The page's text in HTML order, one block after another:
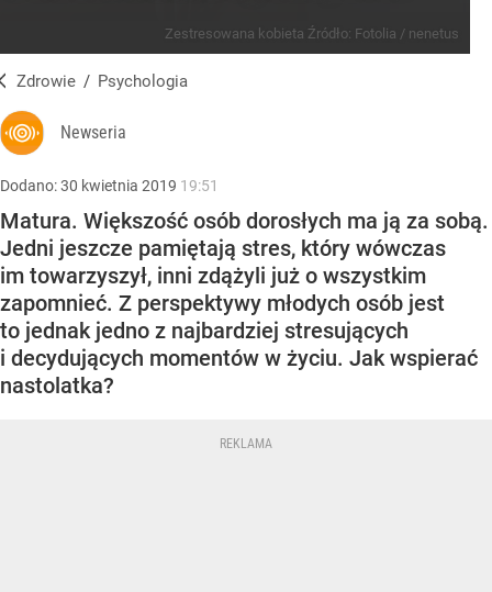
Zestresowana kobieta Źródło: Fotolia / nenetus
Zdrowie / Psychologia
Newseria
Dodano:30 kwietnia 2019 19:51
Matura. Większość osób dorosłych ma ją za sobą.
Jedni jeszcze pamiętają stres, który wówczas
im towarzyszył, inni zdążyli już o wszystkim
zapomnieć. Z perspektywy młodych osób jest
to jednak jedno z najbardziej stresujących
i decydujących momentów w życiu. Jak wspierać
nastolatka?